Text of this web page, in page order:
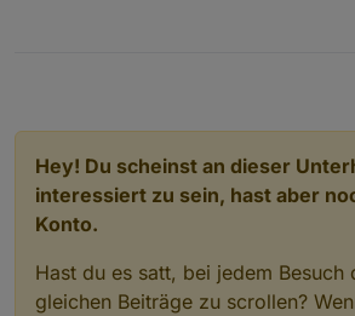
versuchen, scheitere aber
Hey! Du scheinst an dieser
interessiert zu sein, hast aber
Konto.
Hast du es satt, bei jedem Besuch
gleichen Beiträge zu scrollen?